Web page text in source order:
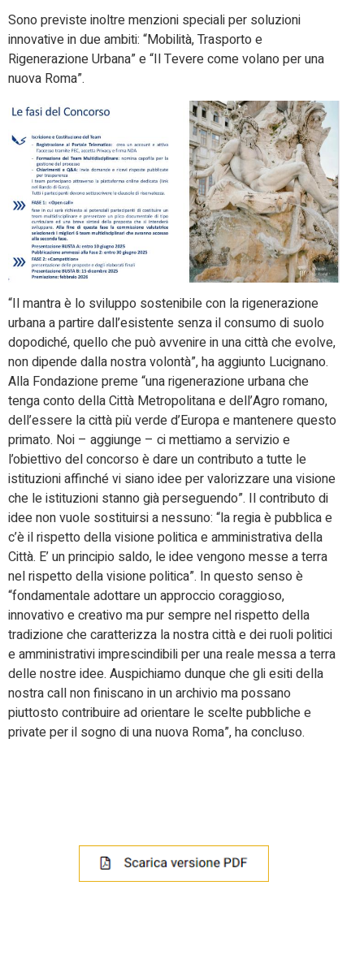
Sono previste inoltre menzioni speciali per soluzioni
innovative in due ambiti: “Mobilità, Trasporto e
Rigenerazione Urbana” e “Il Tevere come volano per una
nuova Roma”.
“Il mantra è lo sviluppo sostenibile con la rigenerazione
urbana a partire dall’esistente senza il consumo di suolo
dopodiché, quello che può avvenire in una città che evolve,
non dipende dalla nostra volontà”, ha aggiunto Lucignano.
Alla Fondazione preme “una rigenerazione urbana che
tenga conto della Città Metropolitana e dell’Agro romano,
dell’essere la città più verde d’Europa e mantenere questo
primato. Noi – aggiunge – ci mettiamo a servizio e
l’obiettivo del concorso è dare un contributo a tutte le
istituzioni affinché vi siano idee per valorizzare una visione
che le istituzioni stanno già perseguendo”. Il contributo di
idee non vuole sostituirsi a nessuno: “la regia è pubblica e
c’è il rispetto della visione politica e amministrativa della
Città. E’ un principio saldo, le idee vengono messe a terra
nel rispetto della visione politica”. In questo senso è
“fondamentale adottare un approccio coraggioso,
innovativo e creativo ma pur sempre nel rispetto della
tradizione che caratterizza la nostra città e dei ruoli politici
e amministrativi imprescindibili per una reale messa a terra
delle nostre idee. Auspichiamo dunque che gli esiti della
nostra call non finiscano in un archivio ma possano
piuttosto contribuire ad orientare le scelte pubbliche e
private per il sogno di una nuova Roma”, ha concluso.